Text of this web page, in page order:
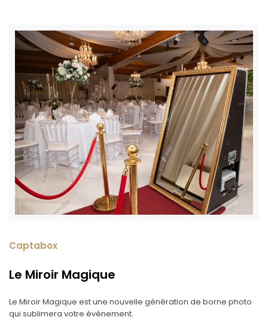
Captabox
Le Miroir Magique
Le Miroir Magique est une nouvelle génération de borne photo
qui sublimera votre événement.